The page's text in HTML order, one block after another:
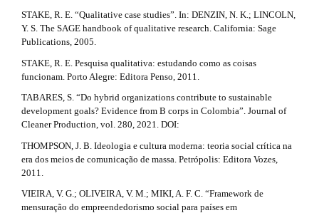
STAKE, R. E. “Qualitative case studies”. In: DENZIN, N. K.; LINCOLN,
Y. S. The SAGE handbook of qualitative research. California: Sage
Publications, 2005.
STAKE, R. E. Pesquisa qualitativa: estudando como as coisas
funcionam. Porto Alegre: Editora Penso, 2011.
TABARES, S. “Do hybrid organizations contribute to sustainable
development goals? Evidence from B corps in Colombia”. Journal of
Cleaner Production, vol. 280, 2021. DOI:
THOMPSON, J. B. Ideologia e cultura moderna: teoria social crítica na
era dos meios de comunicação de massa. Petrópolis: Editora Vozes,
2011.
VIEIRA, V. G.; OLIVEIRA, V. M.; MIKI, A. F. C. “Framework de
mensuração do empreendedorismo social para países em